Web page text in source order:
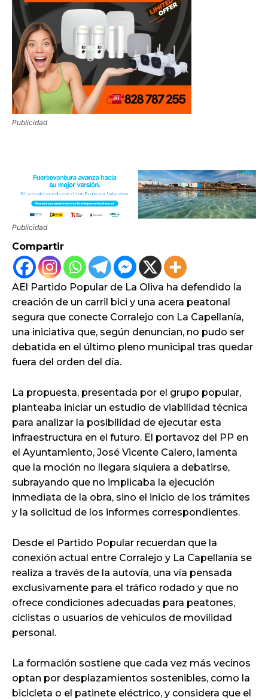
Publicidad
Publicidad
Compartir
AEl Partido Popular de La Oliva ha defendido la
creación de un carril bici y una acera peatonal
segura que conecte Corralejo con La Capellanía,
una iniciativa que, según denuncian, no pudo ser
debatida en el último pleno municipal tras quedar
fuera del orden del día.
La propuesta, presentada por el grupo popular,
planteaba iniciar un estudio de viabilidad técnica
para analizar la posibilidad de ejecutar esta
infraestructura en el futuro. El portavoz del PP en
el Ayuntamiento, José Vicente Calero, lamenta
que la moción no llegara siquiera a debatirse,
subrayando que no implicaba la ejecución
inmediata de la obra, sino el inicio de los trámites
y la solicitud de los informes correspondientes.
Desde el Partido Popular recuerdan que la
conexión actual entre Corralejo y La Capellanía se
realiza a través de la autovía, una vía pensada
exclusivamente para el tráfico rodado y que no
ofrece condiciones adecuadas para peatones,
ciclistas o usuarios de vehículos de movilidad
personal.
La formación sostiene que cada vez más vecinos
optan por desplazamientos sostenibles, como la
bicicleta o el patinete eléctrico, y considera que el